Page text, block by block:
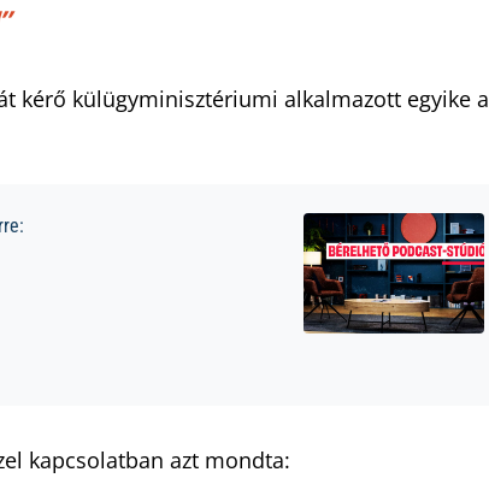
kérő külügyminisztériumi alkalmazott egyike a
kapcsolatban azt mondta: